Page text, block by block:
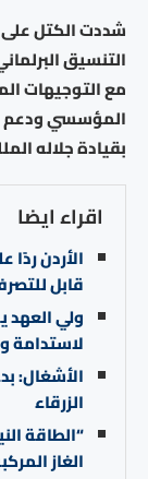
شددت الكتل على
التنسيق
مع التوجيهات
المؤسسي ودعم
بقيادة جلاله
اقراء ايضا
الأردن
قابل
ولي العهد
لاستدامة
الزرقاء
“الطاقة
الغاز